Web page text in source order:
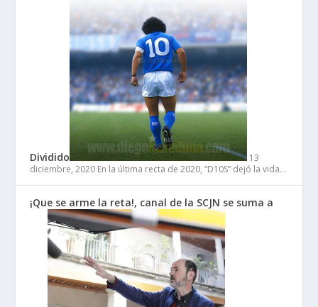
Dividido
13
diciembre, 2020 En la última recta de 2020, “D10S” dejó la vida…
¡Que se arme la reta!, canal de la SCJN se suma a